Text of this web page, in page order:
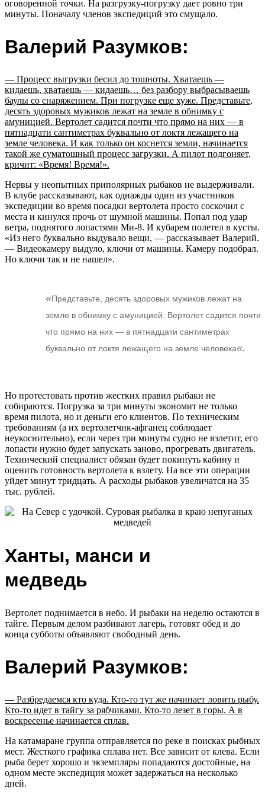
оговоренной точки. На разгрузку-погрузку дает ровно три
минуты. Поначалу членов экспедиций это смущало.
Валерий Разумков:
— Процесс выгрузки бесил до тошноты. Хватаешь —
кидаешь, хватаешь — кидаешь… без разбору выбрасываешь
баулы со снаряжением. При погрузке еще хуже. Представьте,
десять здоровых мужиков лежат на земле в обнимку с
амуницией. Вертолет садится почти что прямо на них — в
пятнадцати сантиметрах буквально от локтя лежащего на
земле человека. И как только он коснется земли, начинается
такой же суматошный процесс загрузки. А пилот подгоняет,
кричит: «Время! Время!».
Нервы у неопытных приполярных рыбаков не выдерживали.
В клубе рассказывают, как однажды один из участников
экспедиции во время посадки вертолета просто соскочил с
места и кинулся прочь от шумной машины. Попал под удар
ветра, поднятого лопастями Ми-8. И кубарем полетел в кусты.
«Из него буквально выдувало вещи, — рассказывает Валерий.
— Видеокамеру выдуло, ключи от машины. Камеру подобрал.
Но ключи так и не нашел».
«Представьте, десять здоровых мужиков лежат на
земле в обнимку с амуницией. Вертолет садится почти
что прямо на них — в пятнадцати сантиметрах
буквально от локтя лежащего на земле человека«.
Но протестовать против жестких правил рыбаки не
собираются. Погрузка за три минуты экономит не только
время пилота, но и деньги его клиентов. По техническим
требованиям (а их вертолетчик-афганец соблюдает
неукоснительно), если через три минуты судно не взлетит, его
лопасти нужно будет запускать заново, прогревать двигатель.
Технический специалист обязан будет покинуть кабину и
оценить готовность вертолета к взлету. На все эти операции
уйдет минут тридцать. А расходы рыбаков увеличатся на 35
тыс. рублей.
Ханты, манси и
медведь
Вертолет поднимается в небо. И рыбаки на неделю остаются в
тайге. Первым делом разбивают лагерь, готовят обед и до
конца субботы объявляют свободный день.
Валерий Разумков:
— Разбредаемся кто куда. Кто-то тут же начинает ловить рыбу.
Кто-то идет в тайгу за рябчиками. Кто-то лезет в горы. А в
воскресенье начинается сплав.
На катамаране группа отправляется по реке в поисках рыбных
мест. Жесткого графика сплава нет. Все зависит от клева. Если
рыба берет хорошо и экземпляры попадаются достойные, на
одном месте экспедиция может задержаться на несколько
дней.